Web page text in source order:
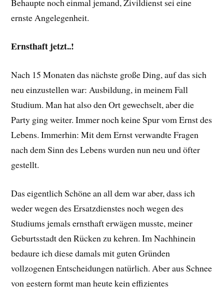
Behaupte noch einmal jemand, Zivildienst sei eine
ernste Angelegenheit.
Ernsthaft jetzt..!
Nach 15 Monaten das nächste große Ding, auf das sich
neu einzustellen war: Ausbildung, in meinem Fall
Studium. Man hat also den Ort gewechselt, aber die
Party ging weiter. Immer noch keine Spur vom Ernst des
Lebens. Immerhin: Mit dem Ernst verwandte Fragen
nach dem Sinn des Lebens wurden nun neu und öfter
gestellt.
Das eigentlich Schöne an all dem war aber, dass ich
weder wegen des Ersatzdienstes noch wegen des
Studiums jemals ernsthaft erwägen musste, meiner
Geburtsstadt den Rücken zu kehren. Im Nachhinein
bedaure ich diese damals mit guten Gründen
vollzogenen Entscheidungen natürlich. Aber aus Schnee
von gestern formt man heute kein effizientes